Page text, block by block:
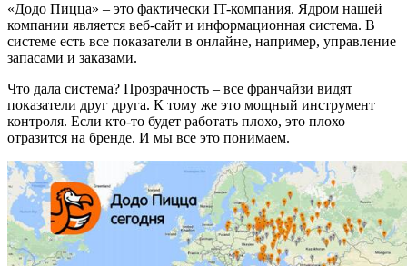
«Додо Пицца» – это фактически IT-компания. Ядром нашей
компании является веб-сайт и информационная система. В
системе есть все показатели в онлайне, например, управление
запасами и заказами.
Что дала система? Прозрачность – все франчайзи видят
показатели друг друга. К тому же это мощный инструмент
контроля. Если кто-то будет работать плохо, это плохо
отразится на бренде. И мы все это понимаем.